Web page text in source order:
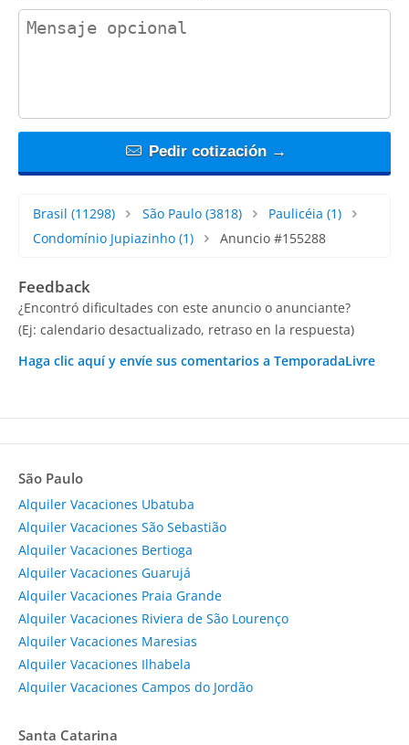
contact_message
Pedir cotización →
Brasil (11298) São Paulo(3818) Paulicéia (1)
Condomínio Jupiazinho (1) Anuncio #155288
Feedback
¿Encontró dificultades con este anuncio o anunciante?
(Ej: calendario desactualizado, retraso en la respuesta)
Haga clic aquí y envíe sus comentarios a TemporadaLivre
São Paulo
Alquiler Vacaciones Ubatuba
Alquiler Vacaciones São Sebastião
Alquiler Vacaciones Bertioga
Alquiler Vacaciones Guarujá
Alquiler Vacaciones Praia Grande
Alquiler Vacaciones Riviera de São Lourenço
Alquiler Vacaciones Maresias
Alquiler Vacaciones Ilhabela
Alquiler Vacaciones Campos do Jordão
Santa Catarina